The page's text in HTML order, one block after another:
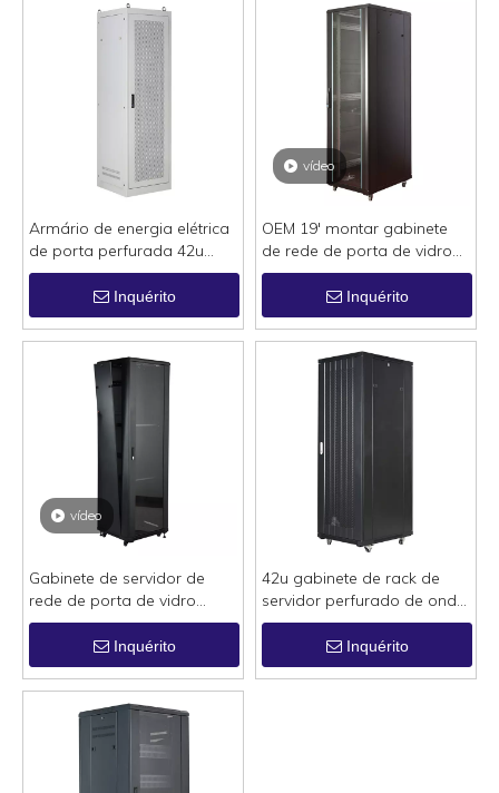
Armário de energia elétrica
de porta perfurada 42u
IP20 com bandeja de cabos
Inquérito
vídeo
OEM 19' montar gabinete
de rede de porta de vidro
42u
Inquérito
vídeo
Gabinete de servidor de
rede de porta de vidro
modelo clássico
Inquérito
42u gabinete de rack de
servidor perfurado de onda
plana de 19 polegadas
Inquérito